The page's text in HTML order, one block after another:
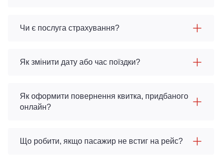
Чи є послуга страхування?
Як змінити дату або час поїздки?
Як оформити повернення квитка, придбаного
онлайн?
Що робити, якщо пасажир не встиг на рейс?